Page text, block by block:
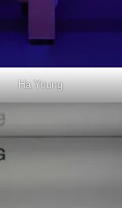
Ha Young